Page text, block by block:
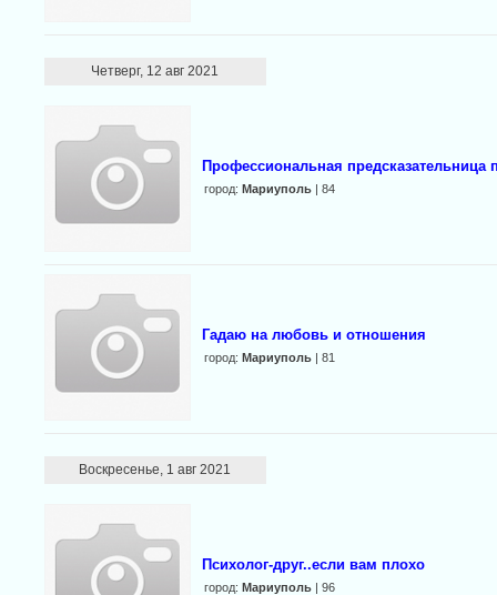
Четверг, 12 авг 2021
Профессиональная предсказательница
город: Мариуполь | 84
Гадаю на любовь и отношения
город: Мариуполь | 81
Воскресенье, 1 авг 2021
Психолог-друг..если вам плохо
город: Мариуполь | 96